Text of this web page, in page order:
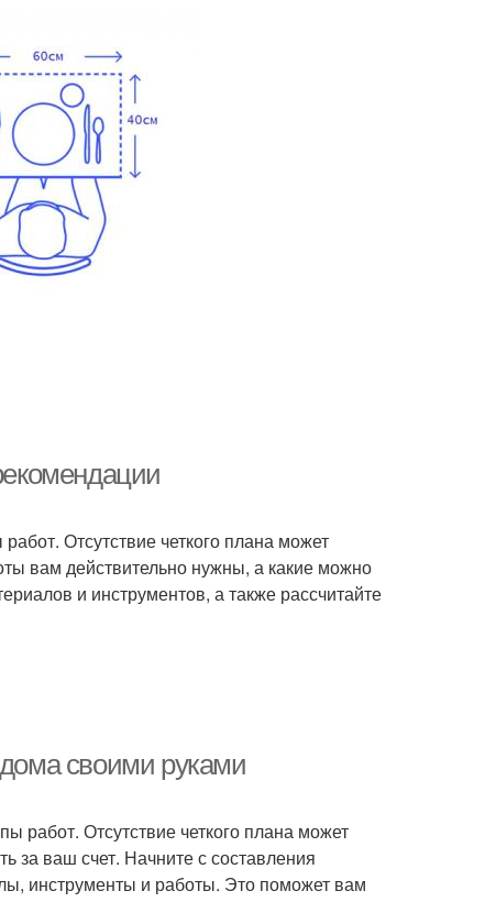
Отсутствие четкого плана может
вам действительно нужны, а какие можно
и инструментов, а также рассчитайте
своими руками
работ. Отсутствие четкого плана может
за ваш счет. Начните с составления
инструменты и работы. Это поможет вам